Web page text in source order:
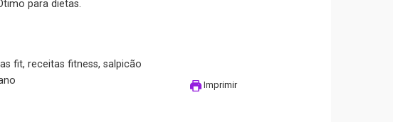
Imprimir
para dietas.
fit, receitas fitness, salpicão